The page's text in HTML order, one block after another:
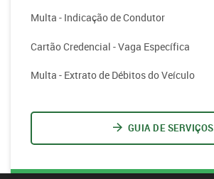
Multa - Indicação de Condutor
Cartão Credencial - Vaga Específica
Multa - Extrato de Débitos do Veículo
GUIA DE SERVIÇOS